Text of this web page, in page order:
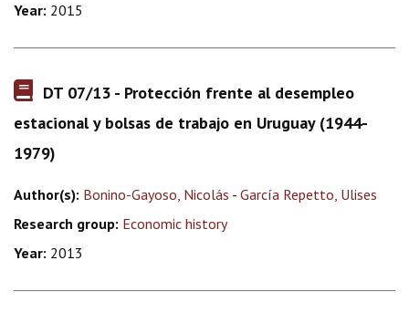
Year: 2015
DT 07/13 - Protección frente al desempleo
estacional y bolsas de trabajo en Uruguay (1944-
1979)
Author(s): Bonino-Gayoso, Nicolás - García Repetto, Ulises
Research group: Economic history
Year: 2013